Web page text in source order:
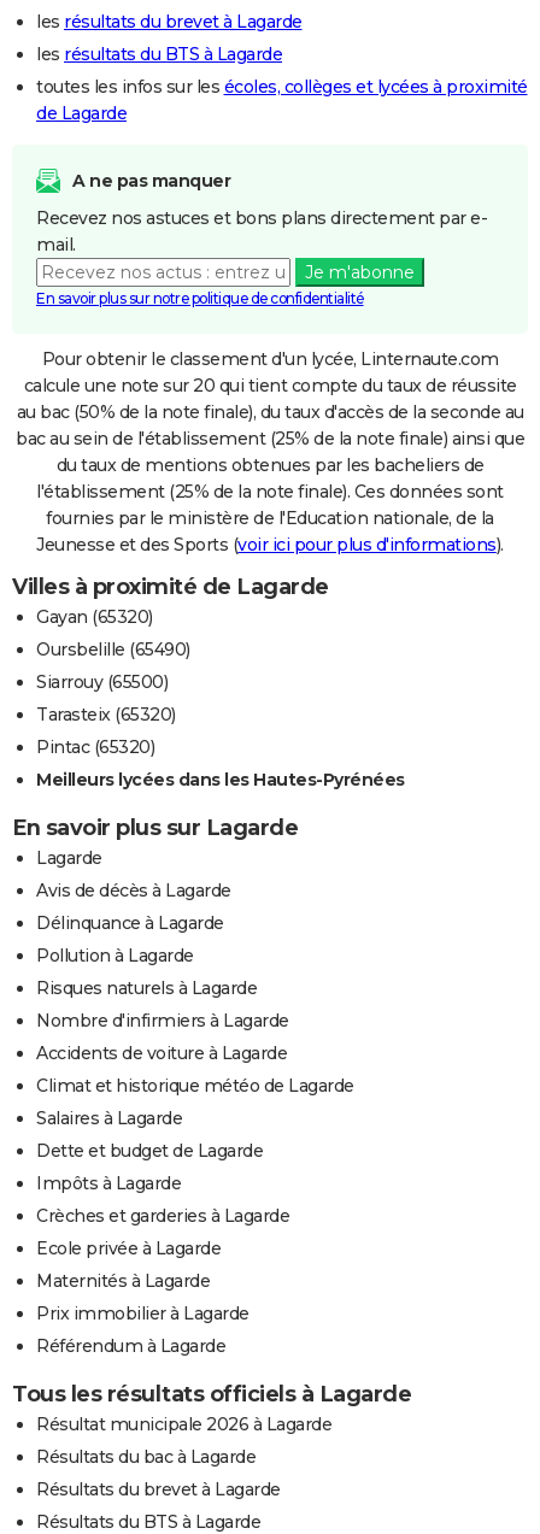
les résultats du brevet à Lagarde
les résultats du BTS à Lagarde
toutes les infos sur les écoles, collèges et lycées à proximité
de Lagarde
A ne pas manquer
Recevez nos astuces et bons plans directement par e-
mail.
Je m'abonne
En savoir plus sur notre politique de confidentialité
Pour obtenir le classement d'un lycée, Linternaute.com
calcule une note sur 20 qui tient compte du taux de réussite
au bac (50% de la note finale), du taux d'accès de la seconde au
bac au sein de l'établissement (25% de la note finale) ainsi que
du taux de mentions obtenues par les bacheliers de
l'établissement (25% de la note finale). Ces données sont
fournies par le ministère de l'Education nationale, de la
Jeunesse et des Sports (voir ici pour plus d'informations).
Villes à proximité de Lagarde
Gayan (65320)
Oursbelille (65490)
Siarrouy (65500)
Tarasteix (65320)
Pintac (65320)
Meilleurs lycées dans les Hautes-Pyrénées
En savoir plus sur Lagarde
Lagarde
Avis de décès à Lagarde
Délinquance à Lagarde
Pollution à Lagarde
Risques naturels à Lagarde
Nombre d'infirmiers à Lagarde
Accidents de voiture à Lagarde
Climat et historique météo de Lagarde
Salaires à Lagarde
Dette et budget de Lagarde
Impôts à Lagarde
Crèches et garderies à Lagarde
Ecole privée à Lagarde
Maternités à Lagarde
Prix immobilier à Lagarde
Référendum à Lagarde
Tous les résultats officiels à Lagarde
Résultat municipale 2026 à Lagarde
Résultats du bac à Lagarde
Résultats du brevet à Lagarde
Résultats du BTS à Lagarde